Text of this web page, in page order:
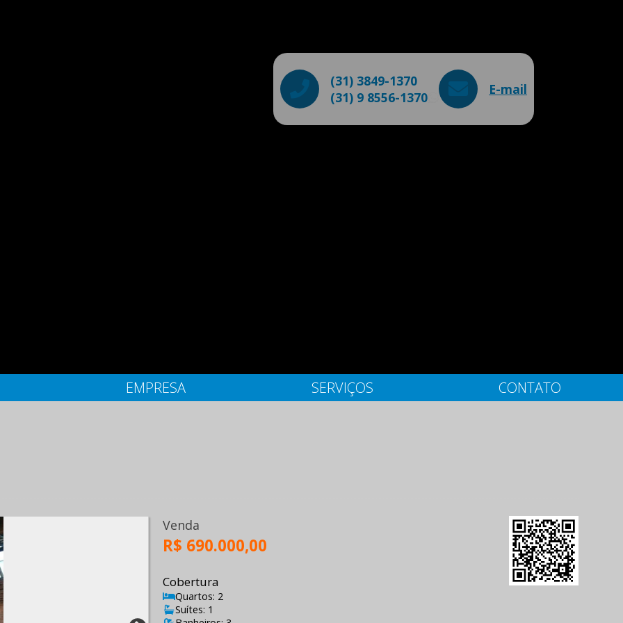
(31) 3849-1370
(31) 9 8556-1370
WhatsApp
E-mail
EMPRESA SERVIÇOS CONTATO
Venda
R$ 690.000,00
Cobertura
Quartos: 2
Suítes: 1